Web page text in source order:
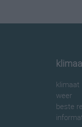
klimaat
weer
beste